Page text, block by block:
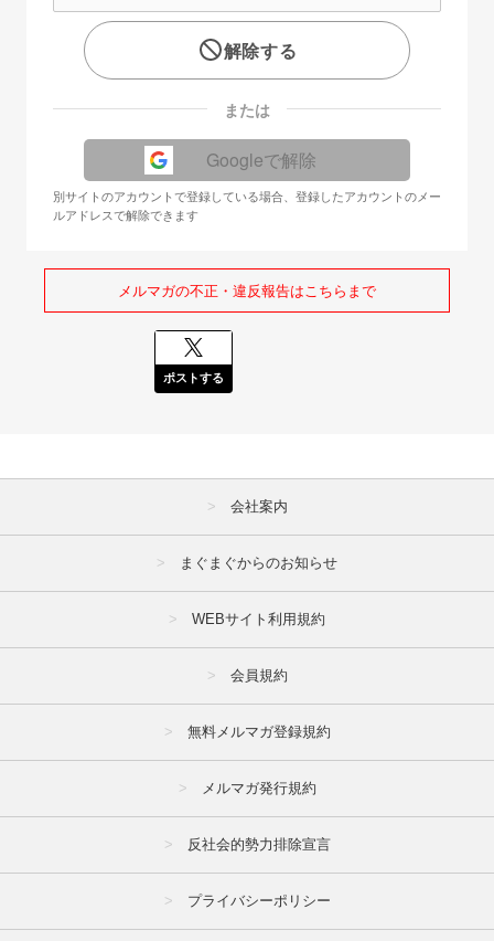
解除する
または
Googleで解除
別サイトのアカウントで登録している場合、登録したアカウントのメー
ルアドレスで解除できます
メルマガの不正・違反報告はこちらまで
ポストする
会社案内
まぐまぐからのお知らせ
WEBサイト利用規約
会員規約
無料メルマガ登録規約
メルマガ発行規約
反社会的勢力排除宣言
プライバシーポリシー